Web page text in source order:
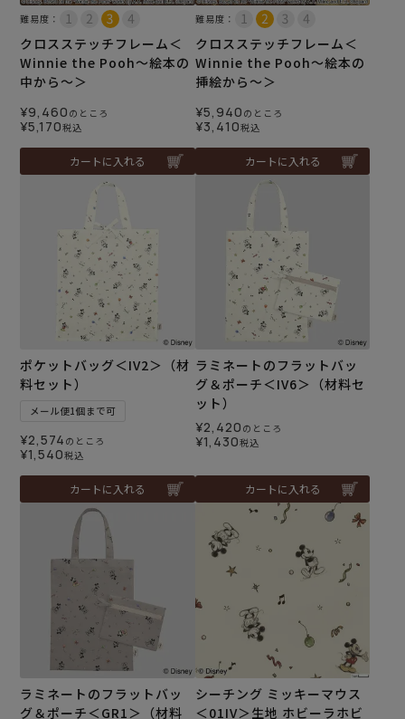
難易度：
クロスステッチフレーム＜
Winnie the Pooh～絵本の
中から～＞
¥9,460 のところ
¥5,170税込
カートに入れる
難易度：
クロスステッチフレーム＜
Winnie the Pooh～絵本の
挿絵から～＞
¥5,940 のところ
¥3,410税込
カートに入れる
ポケットバッグ＜IV2＞（材
料セット）
メール便1個まで可
¥2,574 のところ
¥1,540税込
カートに入れる
ラミネートのフラットバッ
グ＆ポーチ＜IV6＞（材料セ
ット）
¥2,420 のところ
¥1,430税込
カートに入れる
ラミネートのフラットバッ
グ＆ポーチ＜GR1＞（材料
シーチング ミッキーマウス
＜01IV＞生地 ホビーラホビ